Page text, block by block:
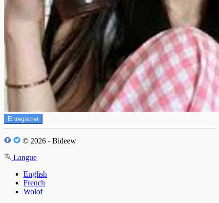
Enregistrer
© 2026 - Bideew
Langue
English
French
Wolof